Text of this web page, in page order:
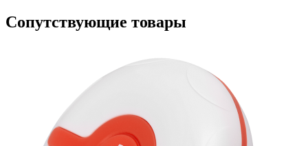
Сопутствующие товары